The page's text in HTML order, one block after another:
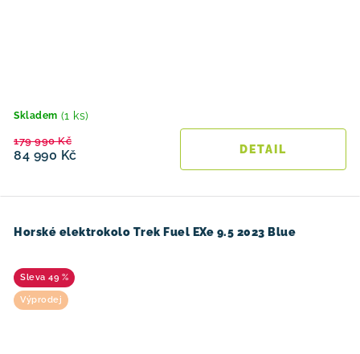
Skladem (1 ks)
84 990 Kč
179 990 Kč
Horské elektrokolo Trek Fuel EXe 9.5 2023 Blue
49 %
Výprodej